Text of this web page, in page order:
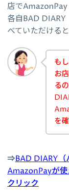
店でAmazonPay
各自BAD DIARY
べていただけると
も
お
る
を
⇒BAD DIARY（
AmazonPayが使
クリック